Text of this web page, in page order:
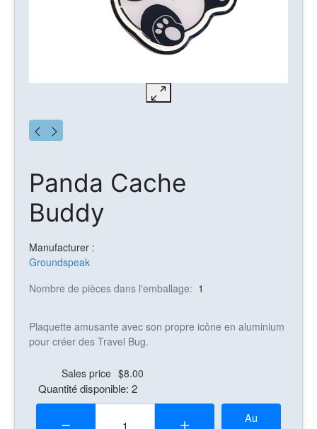
Panda Cache
Buddy
Manufacturer :
Groundspeak
Nombre de pièces dans l'emballage: 1
Plaquette amusante avec son propre icône en aluminium
pour créer des Travel Bug.
Sales price $8.00
Quantité disponible: 2
Quantité:
Au